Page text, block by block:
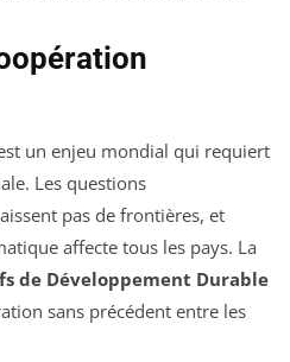
un enjeu mondial qui requiert
Les questions
pas de frontières, et
affecte tous les pays. La
de Développement Durable
sans précédent entre les